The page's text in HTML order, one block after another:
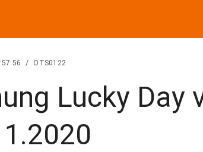
/ OTS0122
Lucky Day